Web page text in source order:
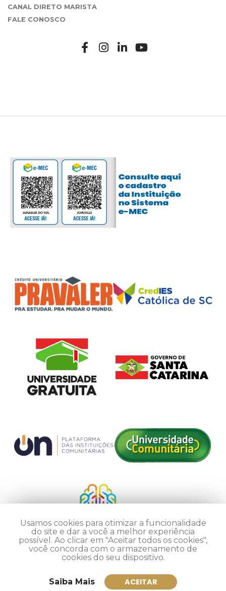
CANAL DIRETO MARISTA
FALE CONOSCO
Usamos cookies para otimizar a funcionalidade
do site e dar a você a melhor experiência
possível. Ao clicar em "Aceitar todos os cookies",
você concorda com o armazenamento de
cookies do seu dispositivo.
Saiba Mais ACEITAR